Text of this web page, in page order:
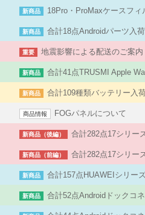
新商品 18Pro・ProMaxケースフ
新商品 合計18点Androidパーツ入荷
重要 地震影響による配送のご案内
新商品 合計41点TRUSMI Apple
新商品 合計109種類バッテリー入
商品情報 FOGパネルについて
新商品（後編） 合計282点17シリー
新商品（前編） 合計282点17シリー
新商品 合計157点HUAWEIシリー
新商品 合計52点Androidドックコ